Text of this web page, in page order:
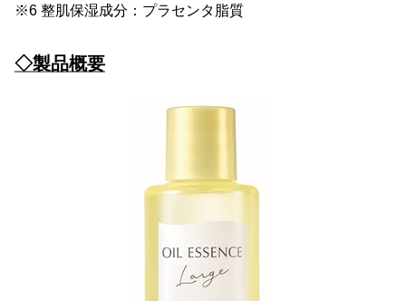
※6 整肌保湿成分：プラセンタ脂質
◇製品概要